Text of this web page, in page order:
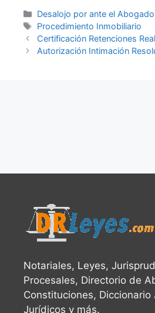
Categories
Desalojo por ante el
Tags
Procedimiento Inmobiliario
Certificación Retenciones
Autorización Intimación
Notariales, Leyes,
Procesales, Directorio de
Constituciones, Diccionario
Jurídicos y más.